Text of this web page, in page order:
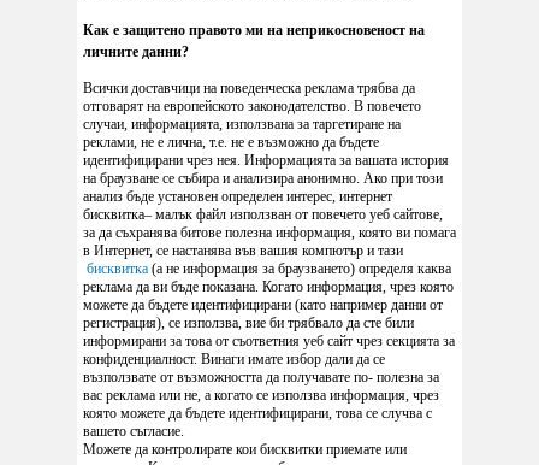
Как е защитено правото ми на неприкосновеност на
личните данни?
Всички доставчици на поведенческа реклама трябва да
отговарят на европейското законодателство. В повечето
случаи, информацията, използвана за таргетиране на
реклами, не е лична, т.е. не е възможно да бъдете
идентифицирани чрез нея. Информацията за вашата история
на браузване се събира и анализира анонимно. Ако при този
анализ бъде установен определен интерес, интернет
бисквитка– малък файл използван от повечето уеб сайтове,
за да съхранява битове полезна информация, която ви помага
в Интернет, се настанява във вашия компютър и тази
бисквитка (а не информация за браузването) определя каква
реклама да ви бъде показана. Когато информация, чрез която
можете да бъдете идентифицирани (като например данни от
регистрация), се използва, вие би трябвало да сте били
информирани за това от съответния уеб сайт чрез секцията за
конфиденциалност. Винаги имате избор дали да се
възползвате от възможността да получавате по- полезна за
вас реклама или не, а когато се използва информация, чрез
която можете да бъдете идентифицирани, това се случва с
вашето съгласие.
Можете да контролирате кои бисквитки приемате или